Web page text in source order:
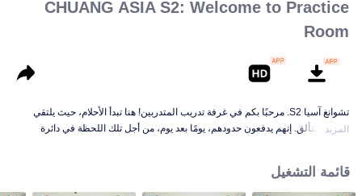
CHUANG ASIA S2: Welcome to Practice
Room
تشوانغ آسيا S2. مرحبًا بكم في غرفة تدريب المتدربين! هنا تبدأ الأحلام، حيث يلتقي
العرق بالتألق. إنهم يدفعون حدودهم، يومًا بعد يوم، من أجل تلك اللحظة في دائرة
المزيد
قائمة التشغيل